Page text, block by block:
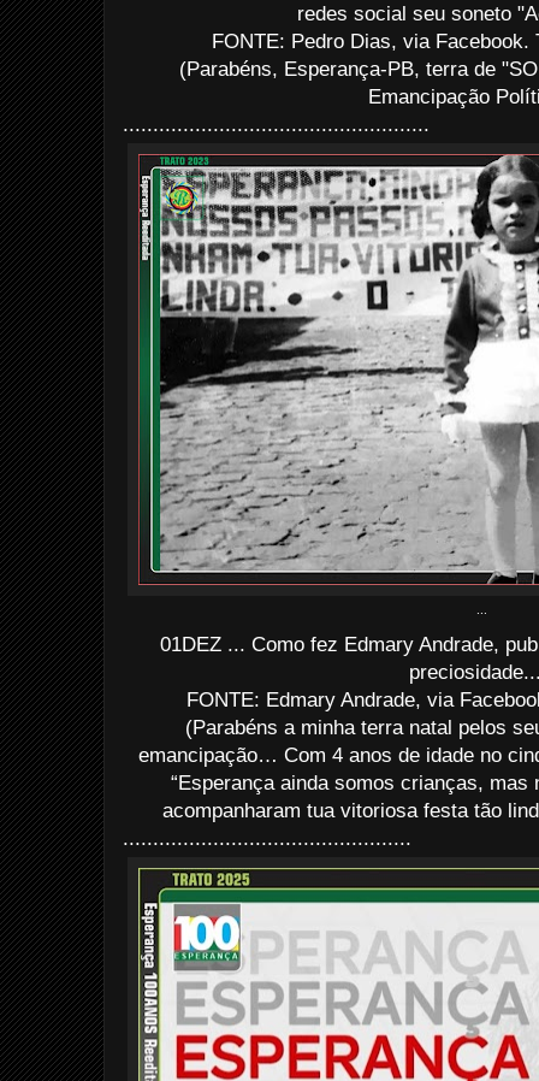
redes social seu soneto
FONTE: Pedro Dias, via Facebook.
(Parabéns, Esperança-PB, terra de
Emancipação
...................................................
01DEZ ... Como fez Edmary Andrade,
FONTE: Edmary Andrade, via
(Parabéns a minha terra natal pelos
emancipação… Com 4 anos de idade no
“Esperança ainda somos crianças,
acompanharam tua vitoriosa festa tão
................................................